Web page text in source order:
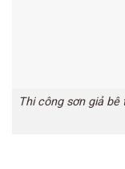
Thi công sơn giả bê